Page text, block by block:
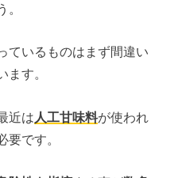
。
ているものはまず間違い
ます。
近は 人工甘味料が使われ
要です。